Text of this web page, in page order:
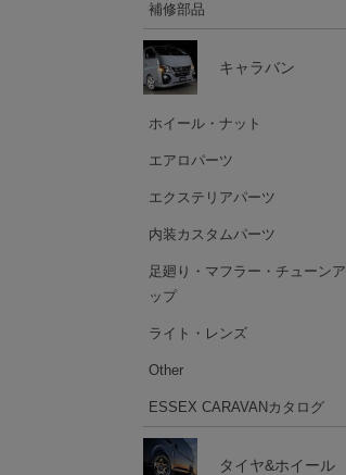
補修部品
キャラバン
ホイール・ナット
エアロパーツ
エクステリアパーツ
内装カスタムパーツ
足廻り・マフラー・チューンア
ップ
ライト・レンズ
Other
ESSEX CARAVANカタログ
タイヤ&ホイール